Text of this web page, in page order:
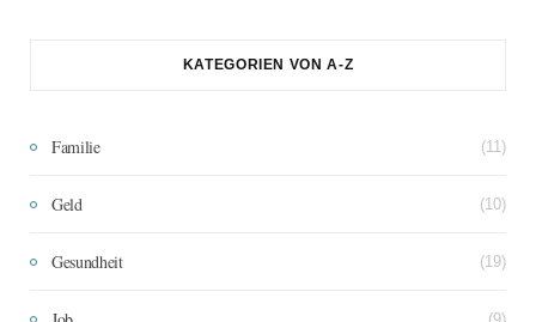
KATEGORIEN VON A-Z
Familie (11)
Geld (10)
Gesundheit (19)